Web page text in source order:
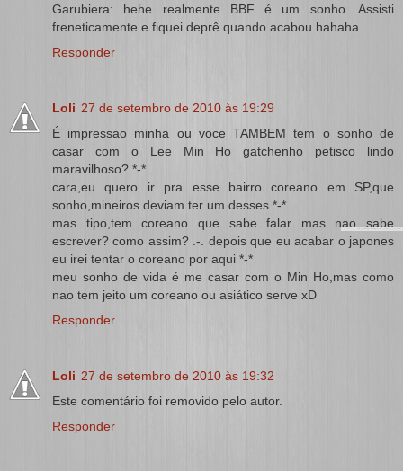
Garubiera: hehe realmente BBF é um sonho. Assisti
freneticamente e fiquei deprê quando acabou hahaha.
Responder
Loli 27 de setembro de 2010 às 19:29
É impressao minha ou voce TAMBEM tem o sonho de
casar com o Lee Min Ho gatchenho petisco lindo
maravilhoso? *-*
cara,eu quero ir pra esse bairro coreano em SP,que
sonho,mineiros deviam ter um desses *-*
mas tipo,tem coreano que sabe falar mas nao sabe
escrever? como assim? .-. depois que eu acabar o japones
eu irei tentar o coreano por aqui *-*
meu sonho de vida é me casar com o Min Ho,mas como
nao tem jeito um coreano ou asiático serve xD
Responder
Loli 27 de setembro de 2010 às 19:32
Este comentário foi removido pelo autor.
Responder